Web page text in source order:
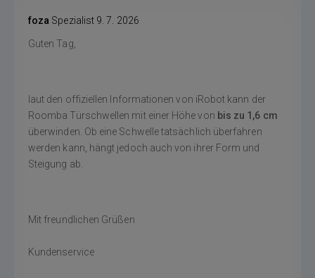
foza Spezialist 9. 7. 2026
Guten Tag,
laut den offiziellen Informationen von iRobot kann der
Roomba Türschwellen mit einer Höhe von bis zu 1,6 cm
überwinden. Ob eine Schwelle tatsächlich überfahren
werden kann, hängt jedoch auch von ihrer Form und
Steigung ab.
Mit freundlichen Grüßen
Kundenservice